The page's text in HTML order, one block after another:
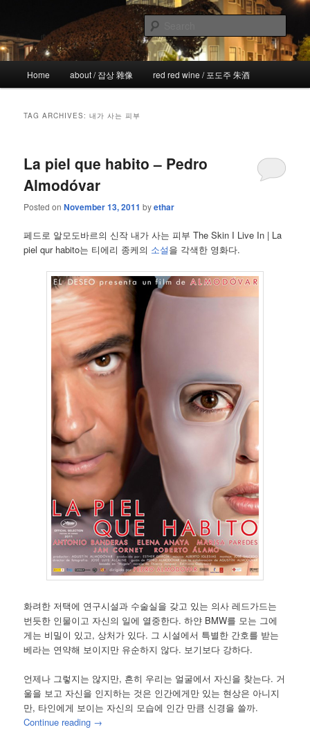
primary
content
secondary
content!wicked
the more I see the less I know
Home about / 잡상 雜像 red red wine / 포도주 朱酒
TAG ARCHIVES:내가 사는 피부
La piel que habito – Pedro
Almodóvar
Posted onNovember 13, 2011 byethar
페드로 알모도바르의 신작 내가 사는 피부 The Skin I Live In | La
piel qur habito는 티에리 종케의 소설을 각색한 영화다.
화려한 저택에 연구시설과 수술실을 갖고 있는 의사 레드가드는
번듯한 인물이고 자신의 일에 열중한다. 하얀 BMW를 모는 그에
게는 비밀이 있고, 상처가 있다. 그 시설에서 특별한 간호를 받는
베라는 연약해 보이지만 유순하지 않다. 보기보다 강하다.
언제나 그렇지는 않지만, 흔히 우리는 얼굴에서 자신을 찾는다. 거
울을 보고 자신을 인지하는 것은 인간에게만 있는 현상은 아니지
만, 타인에게 보이는 자신의 모습에 인간 만큼 신경을 쓸까.
Continue reading →